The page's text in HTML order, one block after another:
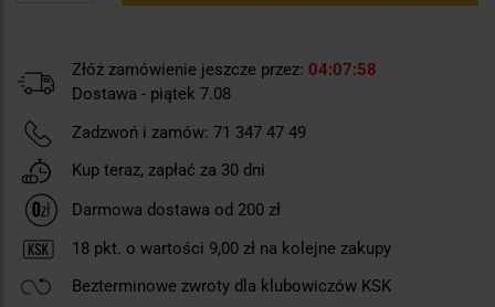
Złóż zamówienie jeszcze przez: 04 07 58
Dostawa - piątek 7.08
Zadzwoń i zamów: 71 347 47 49
Kup teraz, zapłać za 30 dni
Darmowa dostawa od 200 zł
18 pkt. o wartości 9,00 zł na kolejne zakupy
Bezterminowe zwroty dla klubowiczów KSK